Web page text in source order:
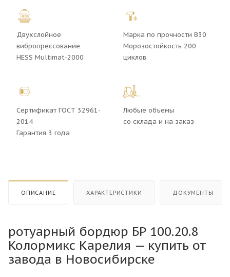
Двухслойное
вибропрессование
HESS Multimat-2000
Марка по прочности В30
Морозостойкость 200
циклов
Сертификат ГОСТ 32961-
2014
Гарантия 3 года
Любые объемы
со склада и на заказ
ОПИСАНИЕ ХАРАКТЕРИСТИКИ ДОКУМЕНТЫ
ротуарный бордюр БР 100.20.8
Колормикс Карелия — купить от
завода в Новосибирске